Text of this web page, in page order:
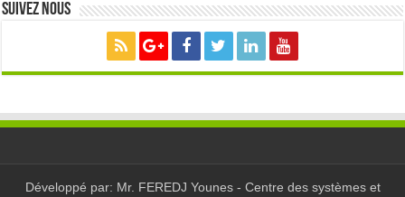
Suivez nous
Développé par: Mr. FEREDJ Younes - Centre des systèmes et